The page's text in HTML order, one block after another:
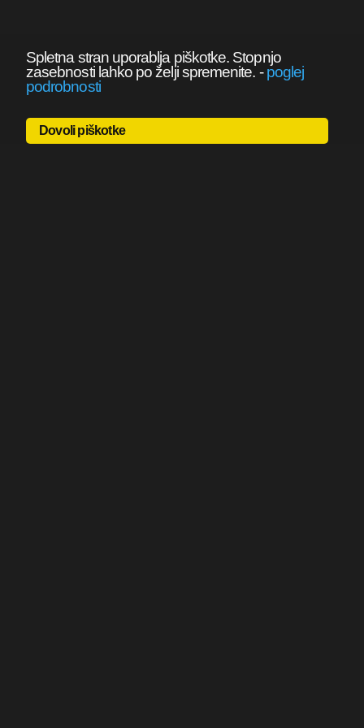
Spletna stran uporablja piškotke. Stopnjo
zasebnosti lahko po želji spremenite. -poglej
podrobnosti
Dovoli piškotke